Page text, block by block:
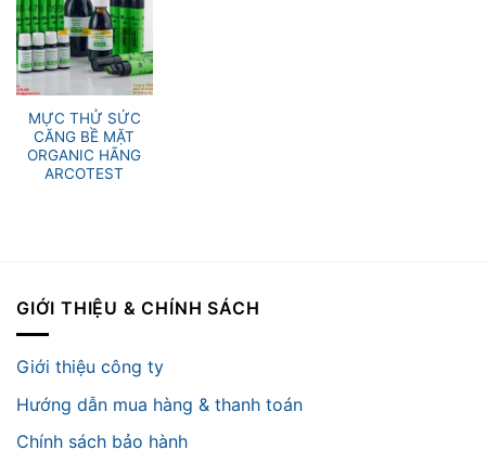
MỰC THỬ SỨC
CĂNG BỀ MẶT
ORGANIC HÃNG
ARCOTEST
GIỚI THIỆU & CHÍNH SÁCH
Giới thiệu công ty
Hướng dẫn mua hàng & thanh toán
Chính sách bảo hành